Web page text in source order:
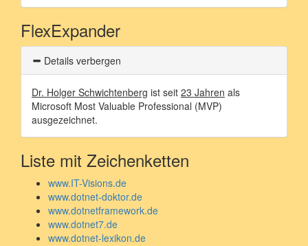
FlexExpander
Details verbergen
Dr. Holger Schwichtenberg ist seit 23 Jahren als
Microsoft Most Valuable Professional (MVP)
ausgezeichnet.
Liste mit Zeichenketten
www.IT-Visions.de
www.dotnet-doktor.de
www.dotnetframework.de
www.dotnet7.de
www.dotnet-lexikon.de